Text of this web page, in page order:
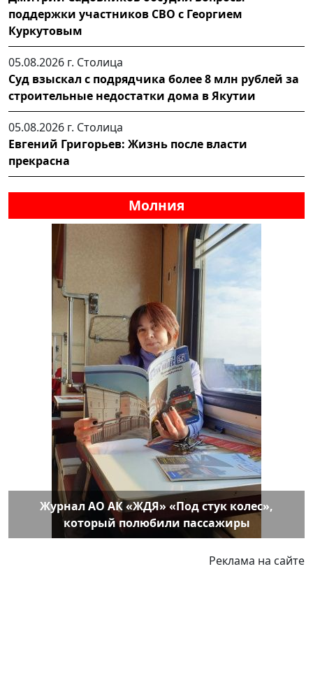
поддержки участников СВО с Георгием
Куркутовым
05.08.2026 г. Столица
Суд взыскал с подрядчика более 8 млн рублей за
строительные недостатки дома в Якутии
05.08.2026 г. Столица
Евгений Григорьев: Жизнь после власти
прекрасна
Молния
Журнал АО АК «ЖДЯ» «Под стук колес»,
который полюбили пассажиры
Реклама на сайте